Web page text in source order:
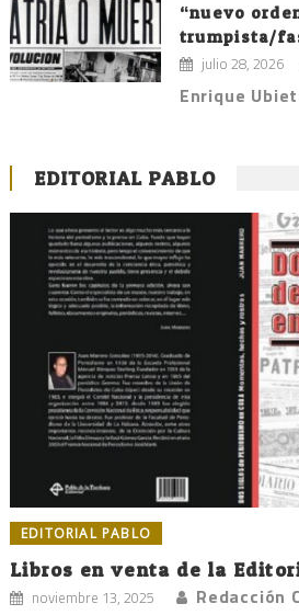
“nuevo
trumpista/
julio 28, 2026
Enrique
EDITORIAL PABLO
EDITORIAL PABLO
Libros en venta de la
noviembre 13, 2025 Redacción